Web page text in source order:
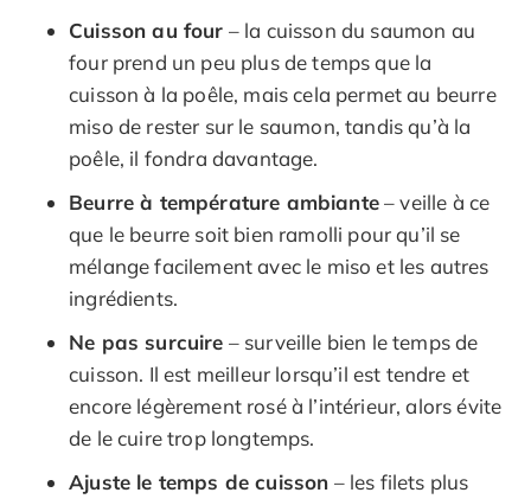
Cuisson au four – la cuisson du saumon au
four prend un peu plus de temps que la
cuisson à la poêle, mais cela permet au beurre
miso de rester sur le saumon, tandis qu’à la
poêle, il fondra davantage.
Beurre à température ambiante– veille à ce
que le beurre soit bien ramolli pour qu’il se
mélange facilement avec le miso et les autres
ingrédients.
Ne pas surcuire – surveille bien le temps de
cuisson. Il est meilleur lorsqu’il est tendre et
encore légèrement rosé à l’intérieur, alors évite
de le cuire trop longtemps.
Ajuste le temps de cuisson – les filets plus